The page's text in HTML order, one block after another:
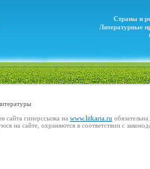
Страны и
Литературные
сайта гиперссылка на www.litkarta.ru обязательна.
на сайте, охраняются в соответствии с